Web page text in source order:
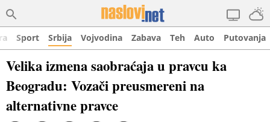
Sport Srbija Vojvodina Zabava Teh Auto Putovanja
Velika izmena saobraćaja u pravcu ka
Beogradu: Vozači preusmereni na
alternativne pravce